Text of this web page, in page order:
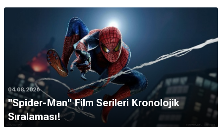
04.08.2026
''Spider-Man'' Film Serileri Kronolojik
Sıralaması!